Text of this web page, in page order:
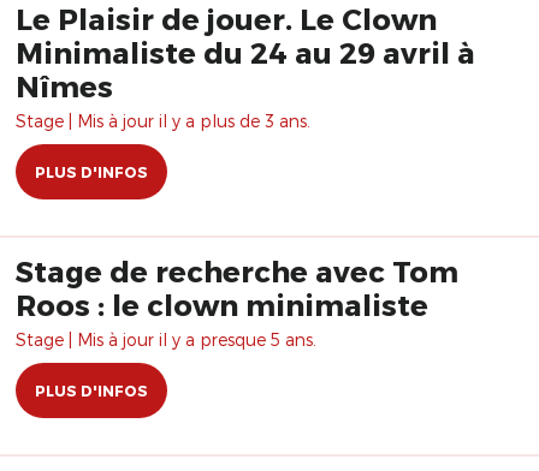
Le Plaisir de jouer. Le Clown
Minimaliste du 24 au 29 avril à
Nîmes
Stage | Mis à jour il y a plus de 3 ans.
PLUS D'INFOS
Stage de recherche avec Tom
Roos : le clown minimaliste
Stage | Mis à jour il y a presque 5 ans.
PLUS D'INFOS